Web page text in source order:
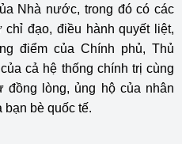
Nhà nước, trong đó có các
đạo, điều hành quyết liệt,
điểm của Chính phủ, Thủ
cả hệ thống chính trị cùng
đồng lòng, ủng hộ của nhân
bè quốc tế.